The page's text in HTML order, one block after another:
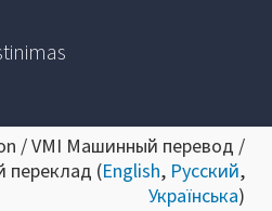
/ VMI Машинный перевод /
переклад (English, Русский,
Українська)